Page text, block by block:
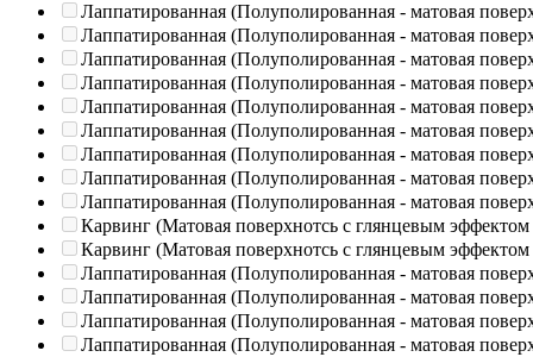
Лаппатированная (Полуполированная - матовая
Лаппатированная (Полуполированная - матовая
Лаппатированная (Полуполированная - матовая
Лаппатированная (Полуполированная - матовая
Лаппатированная (Полуполированная - матовая
Лаппатированная (Полуполированная - матовая
Лаппатированная (Полуполированная - матовая
Лаппатированная (Полуполированная - матовая
Лаппатированная (Полуполированная - матовая
Карвинг (Матовая поверхнотсь с глянцевым эффектом
Карвинг (Матовая поверхнотсь с глянцевым эффектом
Лаппатированная (Полуполированная - матовая
Лаппатированная (Полуполированная - матовая
Лаппатированная (Полуполированная - матовая
Лаппатированная (Полуполированная - матовая